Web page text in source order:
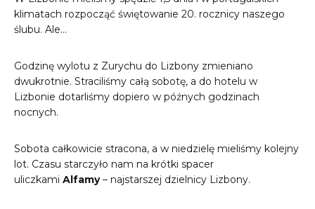
klimatach rozpocząć świętowanie 20. rocznicy naszego
ślubu. Ale…
Godzinę wylotu z Zurychu do Lizbony zmieniano
dwukrotnie. Straciliśmy całą sobotę, a do hotelu w
Lizbonie dotarliśmy dopiero w późnych godzinach
nocnych.
Sobota całkowicie stracona, a w niedzielę mieliśmy kolejny
lot. Czasu starczyło nam na krótki spacer
uliczkami Alfamy– najstarszej dzielnicy Lizbony.